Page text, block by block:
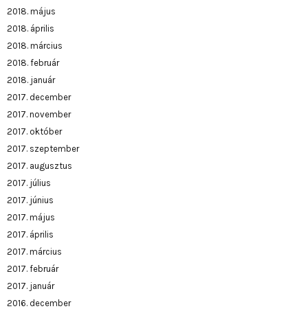
2018. május
2018. április
2018. március
2018. február
2018. január
2017. december
2017. november
2017. október
2017. szeptember
2017. augusztus
2017. július
2017. június
2017. május
2017. április
2017. március
2017. február
2017. január
2016. december